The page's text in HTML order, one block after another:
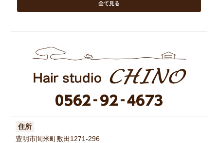
全て見る
住所
豊明市間米町敷田1271-296